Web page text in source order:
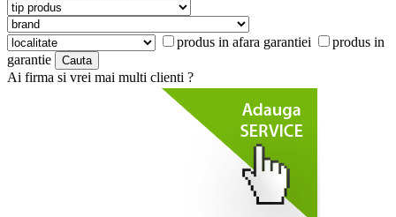
produs in afara garantiei
produs in
garantie
Ai firma si vrei mai multi clienti ?